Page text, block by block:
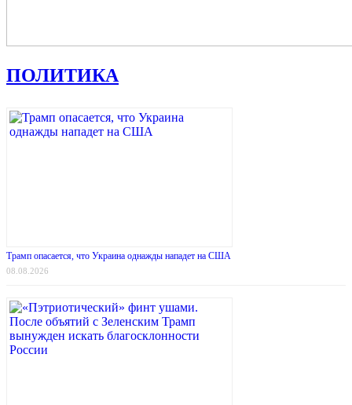
ПОЛИТИКА
Трамп опасается, что Украина однажды нападет на США
08.08.2026